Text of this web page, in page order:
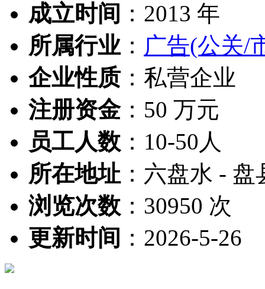
成立时间 ： 2013 年
所属行业： 广告(公关/
企业性质： 私营企业
注册资金： 50 万元
员工人数 ： 10-50人
所在地址 ： 六盘水 - 盘
浏览次数 ： 30950 次
更新时间 ： 2026-5-26